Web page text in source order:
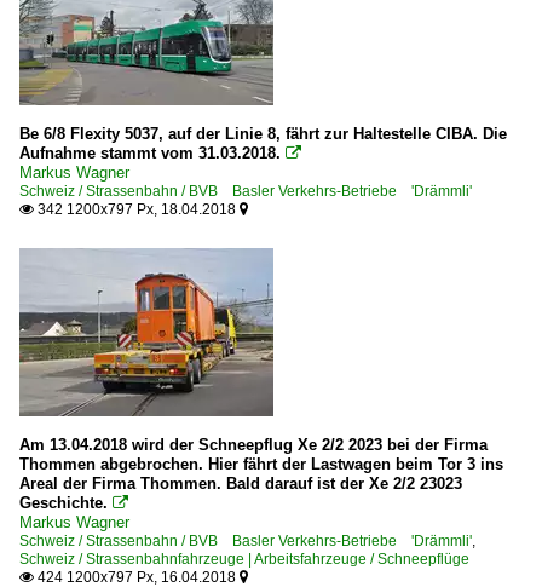
Be 6/8 Flexity 5037, auf der Linie 8, fährt zur Haltestelle CIBA. Die
Aufnahme stammt vom 31.03.2018. 
Markus Wagner
Schweiz / Strassenbahn / BVB Basler Verkehrs-Betriebe 'Drämmli'
 342 1200x797 Px, 18.04.2018 
Am 13.04.2018 wird der Schneepflug Xe 2/2 2023 bei der Firma
Thommen abgebrochen. Hier fährt der Lastwagen beim Tor 3 ins
Areal der Firma Thommen. Bald darauf ist der Xe 2/2 23023
Geschichte. 
Markus Wagner
Schweiz / Strassenbahn / BVB Basler Verkehrs-Betriebe 'Drämmli'
Schweiz / Strassenbahnfahrzeuge | Arbeitsfahrzeuge / Schneepflüge
 424 1200x797 Px, 16.04.2018 